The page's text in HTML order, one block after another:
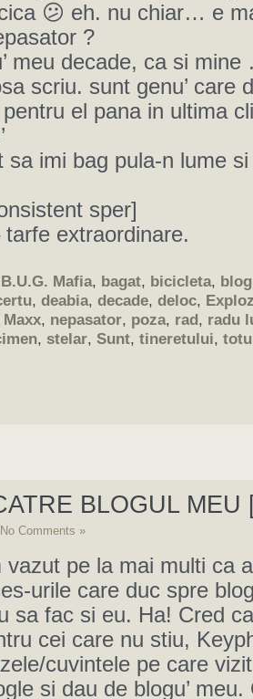
😕 eh. nu chiar… e
?
meu decade, ca si
scriu. sunt genu’ care
el pana in ultima
sa imi bag pula-n lume
sper]
tarfe extraordinare.
B.U.G. Mafia, bagat, bicicleta,
, deabia, decade, deloc,
Maxx, nepasator, poza, rad, radu
, stelar, Sunt, tineretului,
BLOGUL MEU
No Comments »
vazut pe la mai multi ca
urile care duc spre
sa fac si eu. Ha! Cred
cei care nu stiu,
cuvintele pe care
si dau de blogu’ meu.